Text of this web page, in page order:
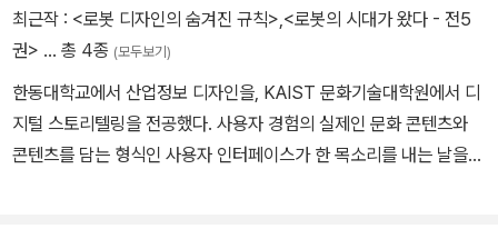
최근작 : <로봇 디자인의 숨겨진 규칙> <로봇의 시대가 왔다 - 전5
권> … 총 4종 (모두보기)
한동대학교에서 산업정보 디자인을, KAIST 문화기술대학원에서 디
지털 스토리텔링을 전공했다. 사용자 경험의 실제인 문화 콘텐츠와
콘텐츠를 담는 형식인 사용자 인터페이스가 한 목소리를 내는 날을